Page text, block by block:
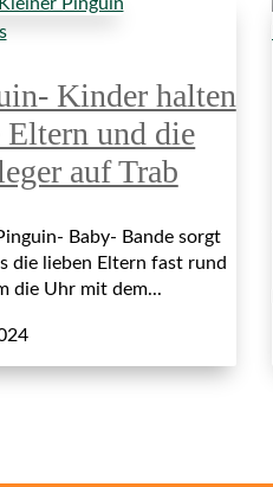
Kinder halten
Eltern und die
auf Trab
Baby- Bande sorgt
die lieben Eltern fast rund
die Uhr mit dem...